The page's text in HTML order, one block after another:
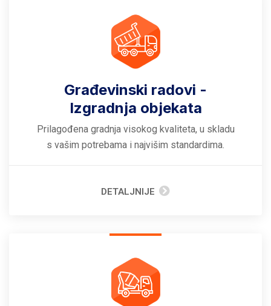
Građevinski radovi -
Izgradnja objekata
Prilagođena gradnja visokog kvaliteta, u skladu
s vašim potrebama i najvišim standardima.
DETALJNIJE